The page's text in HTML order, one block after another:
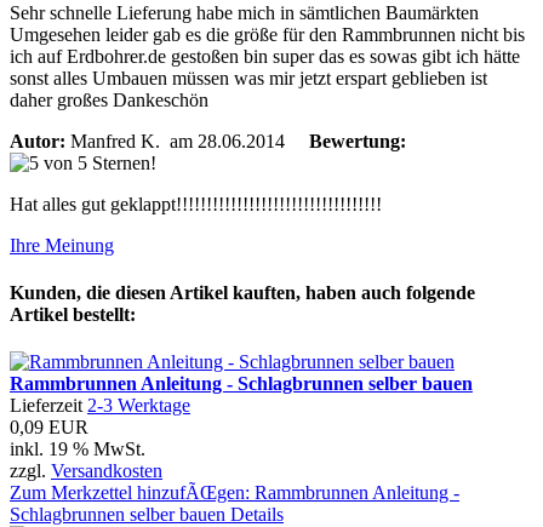
Sehr schnelle Lieferung habe mich in sämtlichen Baumärkten
Umgesehen leider gab es die größe für den Rammbrunnen nicht bis
ich auf Erdbohrer.de gestoßen bin super das es sowas gibt ich hätte
sonst alles Umbauen müssen was mir jetzt erspart geblieben ist
daher großes Dankeschön
Autor: Manfred K. am 28.06.2014 Bewertung:
Hat alles gut geklappt!!!!!!!!!!!!!!!!!!!!!!!!!!!!!!!!!!
Ihre Meinung
Kunden, die diesen Artikel kauften, haben auch folgende
Artikel bestellt:
Rammbrunnen Anleitung - Schlagbrunnen selber bauen
Lieferzeit2-3 Werktage
0,09 EUR
inkl. 19 % MwSt.
zzgl. Versandkosten
Zum Merkzettel hinzufÃŒgen: Rammbrunnen Anleitung -
Schlagbrunnen selber bauen Details